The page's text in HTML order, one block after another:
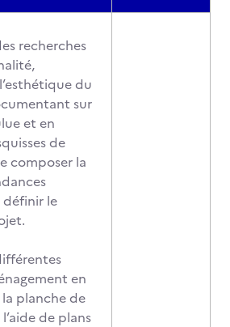
recherches
du
sur
et en
de
composer la
le
en
planche de
de plans